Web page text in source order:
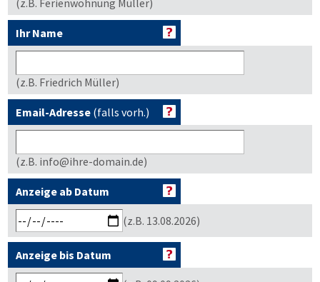
(z.B. Ferienwohnung Müller)
Ihr Name
(z.B. Friedrich Müller)
Email-Adresse (falls vorh.)
(z.B. info@ihre-domain.de)
Anzeige ab Datum
(z.B. 13.08.2026)
Anzeige bis Datum